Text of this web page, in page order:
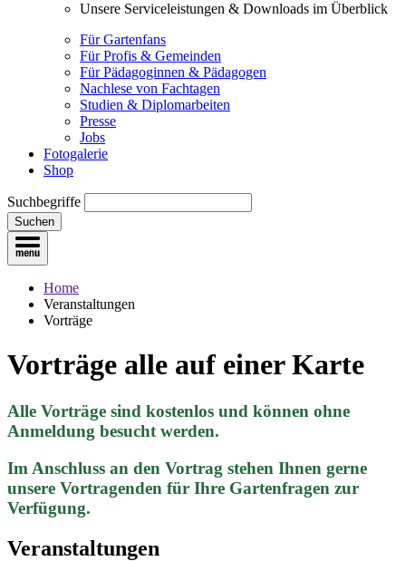
Unsere Serviceleistungen & Downloads im Überblick
Für Gartenfans
Für Profis & Gemeinden
Für Pädagoginnen & Pädagogen
Nachlese von Fachtagen
Studien & Diplomarbeiten
Presse
Jobs
Fotogalerie
Shop
Suchbegriffe
Suchen
Home
Veranstaltungen
Vorträge
Vorträge alle auf einer Karte
Alle Vorträge sind kostenlos und können ohne
Anmeldung besucht werden.
Im Anschluss an den Vortrag stehen Ihnen gerne
unsere Vortragenden für Ihre Gartenfragen zur
Verfügung.
Veranstaltungen